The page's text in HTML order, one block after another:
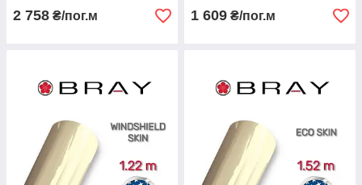
2 758 ₴/пог.м 1 609 ₴/пог.м